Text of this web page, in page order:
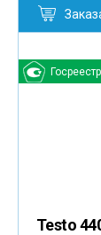
Госреестр
Testo